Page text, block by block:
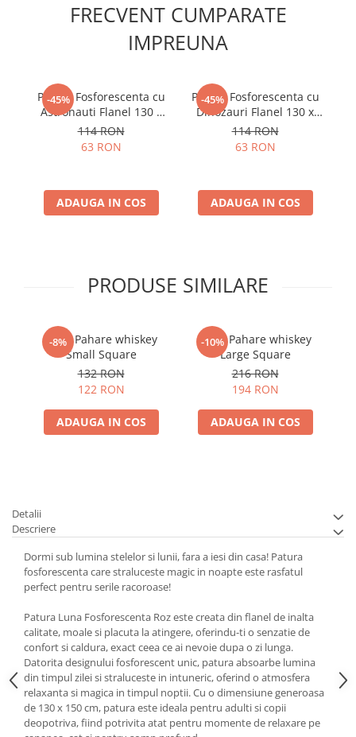
FRECVENT CUMPARATE
IMPREUNA
-45%
Patura Fosforescenta cu
Astronauti Flanel 130 x
150 cm
114 RON
63 RON
ADAUGA IN COS
-45%
Patura Fosforescenta cu
Dinozauri Flanel 130 x
150 cm
114 RON
63 RON
ADAUGA IN COS
PRODUSE SIMILARE
-8%
Set 4 Pahare whiskey
Small Square
132 RON
122 RON
ADAUGA IN COS
-10%
Set 6 Pahare whiskey
Large Square
216 RON
194 RON
ADAUGA IN COS
Detalii
Descriere
Dormi sub lumina stelelor si lunii, fara a iesi din casa! Patura
fosforescenta care straluceste magic in noapte este rasfatul
perfect pentru serile racoroase!
Patura Luna Fosforescenta Roz este creata din flanel de inalta
calitate, moale si placuta la atingere, oferindu-ti o senzatie de
confort si caldura, exact ceea ce ai nevoie dupa o zi lunga.
Datorita designului fosforescent unic, patura absoarbe lumina
din timpul zilei si straluceste in intuneric, oferind o atmosfera
relaxanta si magica in timpul noptii. Cu o dimensiune generoasa
de 130 x 150 cm, patura este ideala pentru adulti si copii
deopotriva, fiind potrivita atat pentru momente de relaxare pe